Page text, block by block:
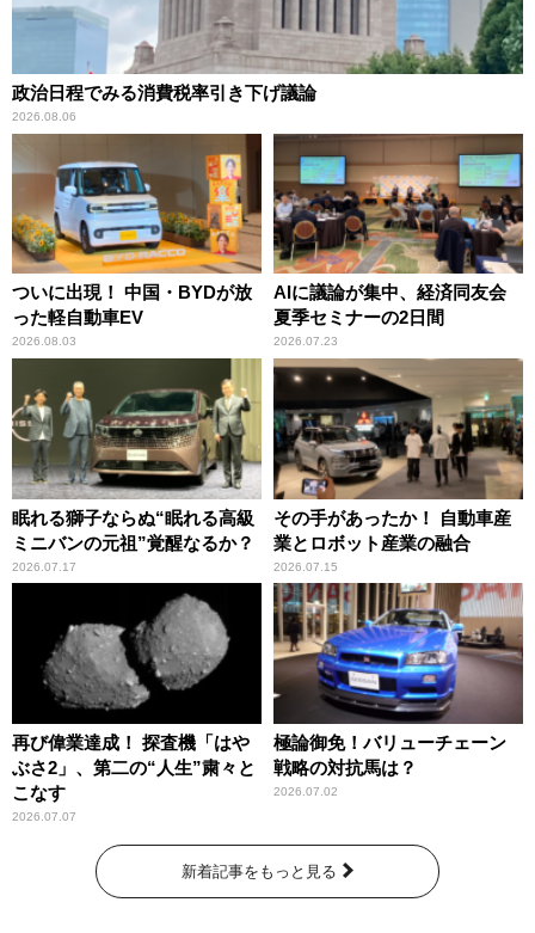
政治日程でみる消費税率引き下げ議論
2026.08.06
ついに出現！ 中国・BYDが放
った軽自動車EV
2026.08.03
AIに議論が集中、経済同友会
夏季セミナーの2日間
2026.07.23
眠れる獅子ならぬ“眠れる高級
ミニバンの元祖”覚醒なるか？
2026.07.17
その手があったか！ 自動車産
業とロボット産業の融合
2026.07.15
再び偉業達成！ 探査機「はや
ぶさ2」、第二の“人生”粛々と
こなす
2026.07.07
極論御免！バリューチェーン
戦略の対抗馬は？
2026.07.02
新着記事をもっと見る